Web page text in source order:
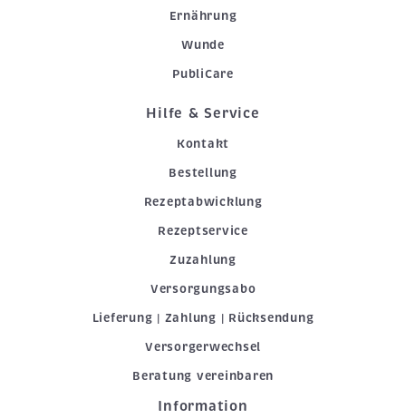
Ernährung
Wunde
PubliCare
Hilfe & Service
Kontakt
Bestellung
Rezeptabwicklung
Rezeptservice
Zuzahlung
Versorgungsabo
Lieferung | Zahlung | Rücksendung
Versorgerwechsel
Beratung vereinbaren
Information